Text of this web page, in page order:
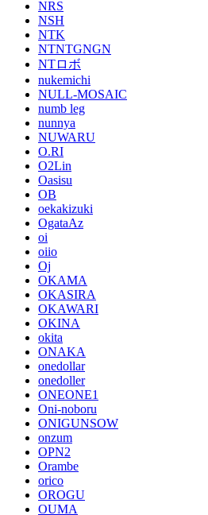
NRS
NSH
NTK
NTNTGNGN
NTロボ
nukemichi
NULL-MOSAIC
numb leg
nunnya
NUWARU
O.RI
O2Lin
Oasisu
OB
oekakizuki
OgataAz
oi
oiio
Oj
OKAMA
OKASIRA
OKAWARI
OKINA
okita
ONAKA
onedollar
onedoller
ONEONE1
Oni-noboru
ONIGUNSOW
onzum
OPN2
Orambe
orico
OROGU
OUMA